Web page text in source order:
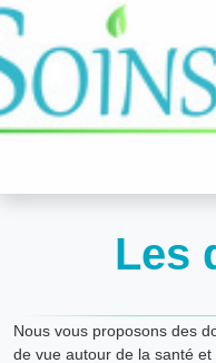
Les
Nous vous proposons des
de vue autour de la santé